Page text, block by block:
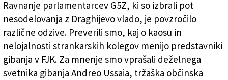
Ravnanje parlamentarcev G5Z, ki so izbrali pot
nesodelovanja z Draghijevo vlado, je povzročilo
različne odzive. Preverili smo, kaj o kaosu in
nelojalnosti strankarskih kolegov menijo predstavniki
gibanja v FJK. Za mnenje smo vprašali deželnega
svetnika gibanja Andreo Ussaia, tržaška občinska